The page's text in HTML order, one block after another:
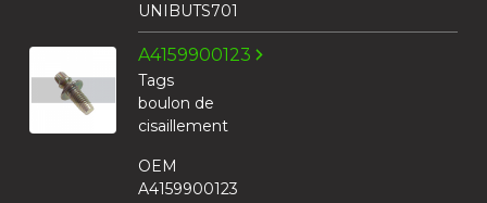
UNIBUTS701
A4159900123
Tags
boulon de
cisaillement
OEM
A4159900123